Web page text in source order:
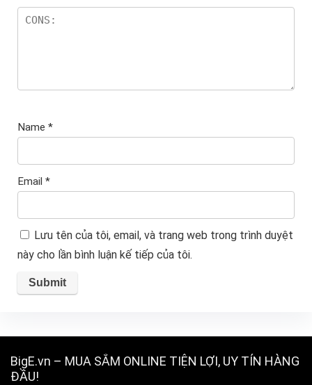
Name *
Email *
Lưu tên của tôi, email, và trang web trong trình duyệt
này cho lần bình luận kế tiếp của tôi.
BigE.vn – MUA SẮM ONLINE TIỆN LỢI, UY TÍN HÀNG
ĐẦU!